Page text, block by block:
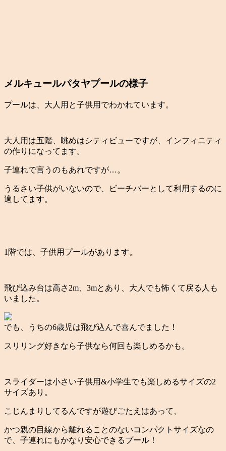
メルキュールパタヤプールの様子
プールは、大人用と子供用でわかれています。
大人用は五階、眺めはシティビューですが、インフィニティ
の作りになってます。
子連れで言うのもあれですが…。
うるさい子供がいないので、ビーチバーとして利用するのに
適してます。
1階では、子供用プールがあります。
飛び込み台は高さ2m、3mとあり、大人でも怖くて戻る人も
いました。
でも、うちの6歳児は飛び込んで喜んでました！
スリリング好きなら子供なら何回も楽しめるかも。
スライダーは小さい子供用&小学生でも楽しめるサイズの2
サイズあり。
こじんまりしてるんですが遊びごたえはあって、
かつ親の目線から離れることのないコンパクトサイズなの
で、子連れにもかなり安心できるプール！